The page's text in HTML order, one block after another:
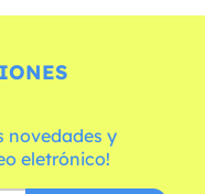
novedades y
eletrónico!